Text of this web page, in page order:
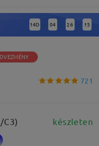
14D : 04 : 26 : 15
721
C3) készleten